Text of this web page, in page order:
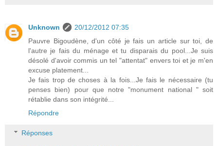
Unknown
20/12/2012 07:35
Pauvre Bigoudène, d'un côté je fais un article sur toi, de
l'autre je fais du ménage et tu disparais du pool...Je suis
désolé d'avoir commis un tel "attentat" envers toi et je m'en
excuse platement...
Je fais trop de choses à la fois...Je fais le nécessaire (tu
penses bien) pour que notre "monument national " soit
rétablie dans son intégrité...
Répondre
Réponses